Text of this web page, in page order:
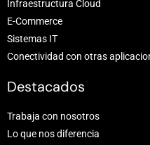
Infraestructura Cloud
E-Commerce
Sistemas IT
Conectividad con otras
Destacados
Trabaja con nosotros
Lo que nos diferencia